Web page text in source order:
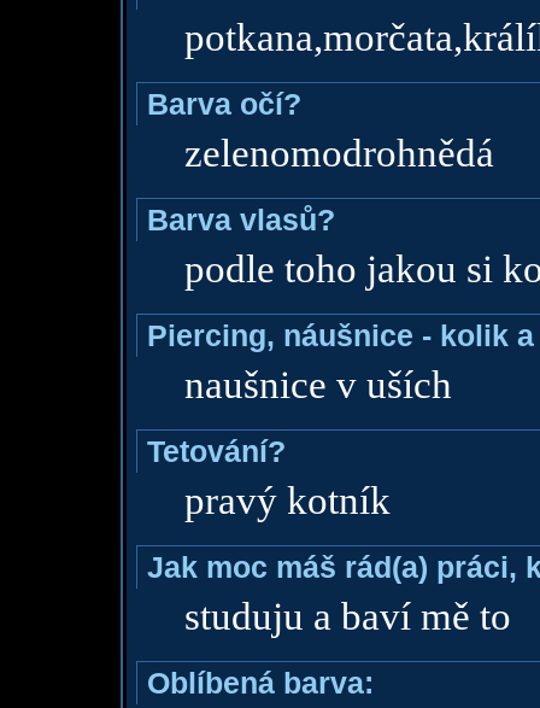
Barva očí?
zelenomodrohnědá
Barva vlasů?
podle toho jakou si
Piercing, náušnice - kolik
naušnice v uších
Tetování?
pravý kotník
Jak moc máš rád(a) práci,
studuju a baví mě to
Oblíbená barva: